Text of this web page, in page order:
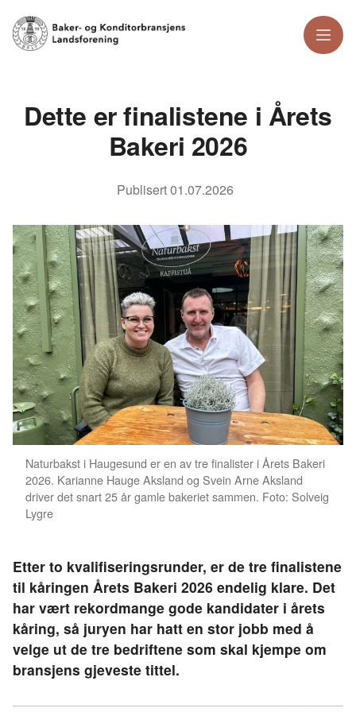
Meny
Dette er finalistene i Årets
Bakeri 2026
Publisert01.07.2026
Naturbakst i Haugesund er en av tre finalister i Årets Bakeri
2026. Karianne Hauge Aksland og Svein Arne Aksland
driver det snart 25 år gamle bakeriet sammen. Foto: Solveig
Lygre
Etter to kvalifiseringsrunder, er de tre finalistene
til kåringen Årets Bakeri 2026 endelig klare. Det
har vært rekordmange gode kandidater i årets
kåring, så juryen har hatt en stor jobb med å
velge ut de tre bedriftene som skal kjempe om
bransjens gjeveste tittel.